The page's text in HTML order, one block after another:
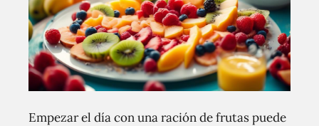
Empezar el día con una ración de frutas puede